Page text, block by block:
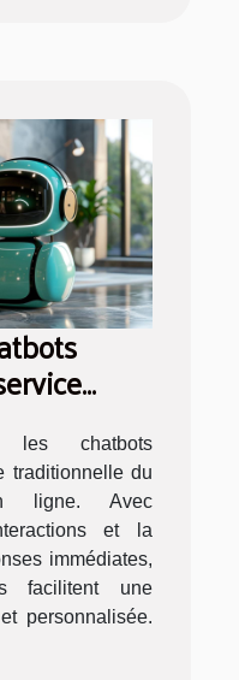
les chatbots
traditionnelle du
ligne. Avec
et la
immédiates,
facilitent une
personnalisée.